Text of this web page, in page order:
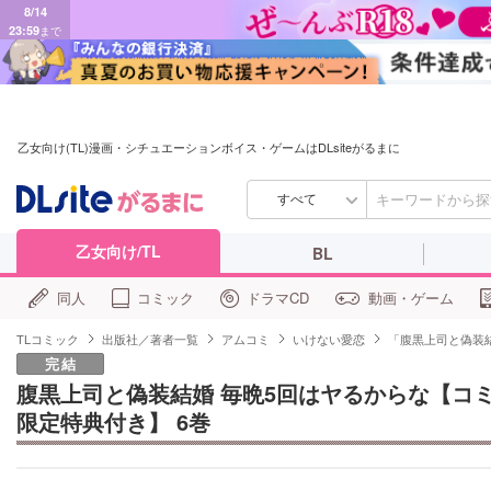
8/14
23:59まで
乙女向け(TL)漫画・シチュエーションボイス・ゲームはDLsiteがるまに
すべて
乙女向け/TL BL
同人 コミック ドラマCD 動画・ゲーム
TLコミック 出版社／著者一覧 アムコミ いけない愛恋 「腹黒上司と偽
完結
腹黒上司と偽装結婚 毎晩5回はヤるからな【コ
限定特典付き】 6巻